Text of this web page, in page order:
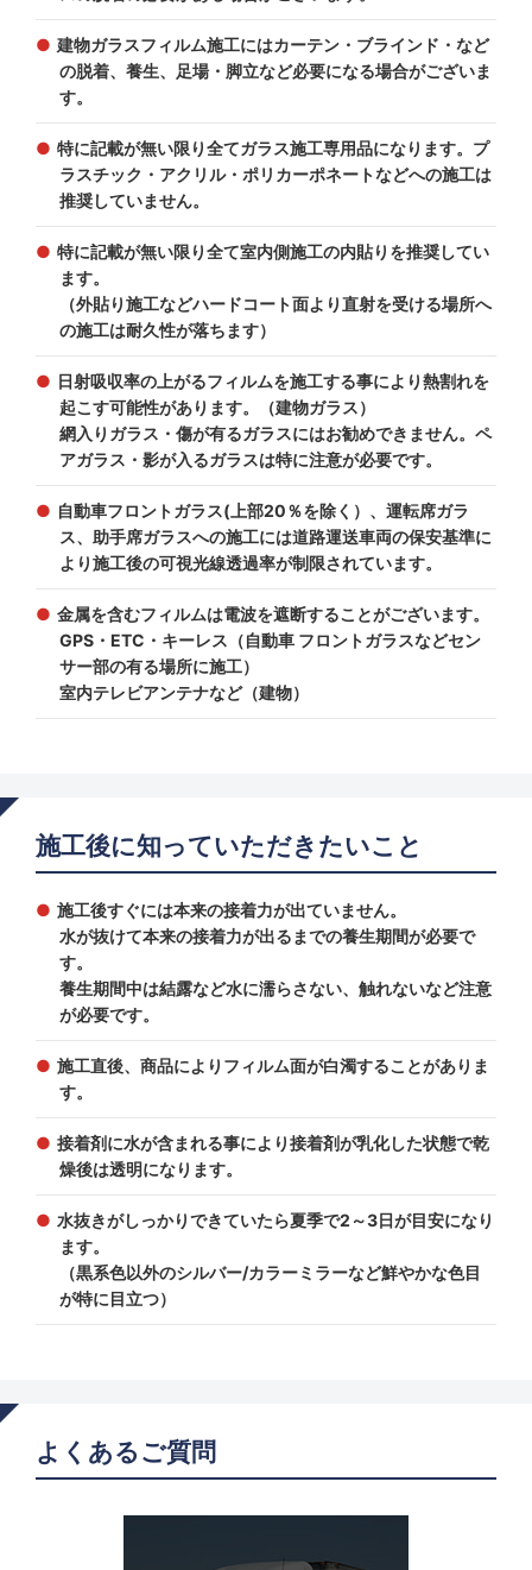
建物ガラスフィルム施工にはカーテン・ブラインド・など
の脱着、養生、足場・脚立など必要になる場合がございま
す。
特に記載が無い限り全てガラス施工専用品になります。プ
ラスチック・アクリル・ポリカーポネートなどへの施工は
推奨していません。
特に記載が無い限り全て室内側施工の内貼りを推奨してい
ます。
（外貼り施工などハードコート面より直射を受ける場所へ
の施工は耐久性が落ちます）
日射吸収率の上がるフィルムを施工する事により熱割れを
起こす可能性があります。（建物ガラス）
網入りガラス・傷が有るガラスにはお勧めできません。ペ
アガラス・影が入るガラスは特に注意が必要です。
自動車フロントガラス(上部20％を除く）、運転席ガラ
ス、助手席ガラスへの施工には道路運送車両の保安基準に
より施工後の可視光線透過率が制限されています。
金属を含むフィルムは電波を遮断することがございます。
GPS・ETC・キーレス（自動車 フロントガラスなどセン
サー部の有る場所に施工）
室内テレビアンテナなど（建物）
施工後に知っていただきたいこと
施工後すぐには本来の接着力が出ていません。
水が抜けて本来の接着力が出るまでの養生期間が必要で
す。
養生期間中は結露など水に濡らさない、触れないなど注意
が必要です。
施工直後、商品によりフィルム面が白濁することがありま
す。
接着剤に水が含まれる事により接着剤が乳化した状態で乾
燥後は透明になります。
水抜きがしっかりできていたら夏季で2～3日が目安になり
ます。
（黒系色以外のシルバー/カラーミラーなど鮮やかな色目
が特に目立つ）
よくあるご質問